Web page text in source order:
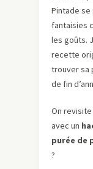
Pintade
fantaisies
les goûts.
recette
trouver sa
de fin
On
avec un
purée de
?